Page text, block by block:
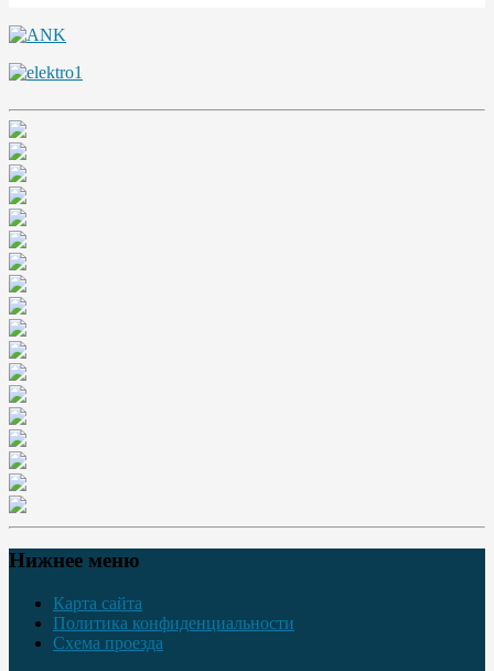
Нижнее меню
Карта сайта
Политика конфиденциальности
Схема проезда